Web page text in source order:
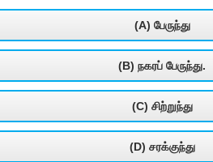
(A) பேருந்து
(B) நகரப் பேருந்து.
(C) சிற்றுந்து
(D) சரக்குந்து